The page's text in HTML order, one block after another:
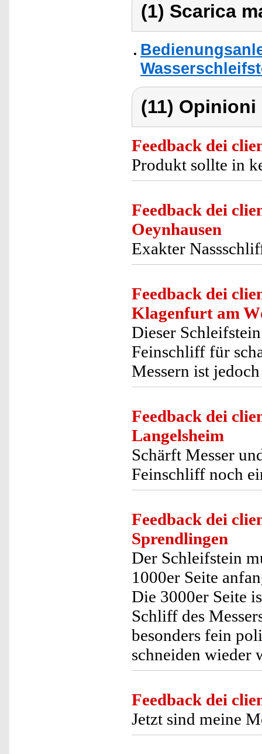
(1) Scarica
(11)
Feedback dei
Produkt sollte in
Feedback dei
Oeynhausen
Exakter
Feedback dei
Klagenfurt am
Dieser
Feinschliff für
Messern ist
Feedback dei
Langelsheim
Schärft Messer
Feinschliff noch
Feedback dei
Sprendlingen
Der Schleifstein
1000er Seite
Die 3000er Seite
Schliff des
besonders fein
schneiden wieder
Feedback dei
Jetzt sind meine